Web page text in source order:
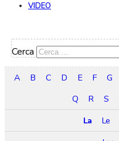
VIDEO
Cerca
A B C D E F G
Q
R S
La
Le